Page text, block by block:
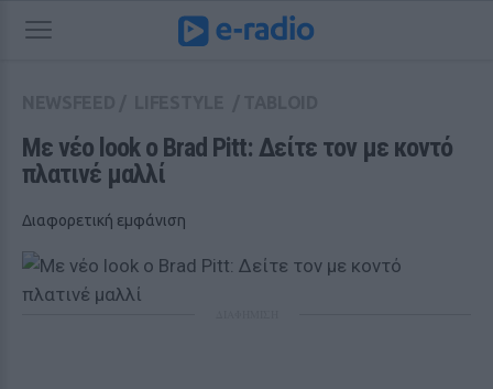
Με νέο look ο Brad Pitt: Δείτε τον με κοντό
πλατινέ μαλλί
Διαφορετική εμφάνιση